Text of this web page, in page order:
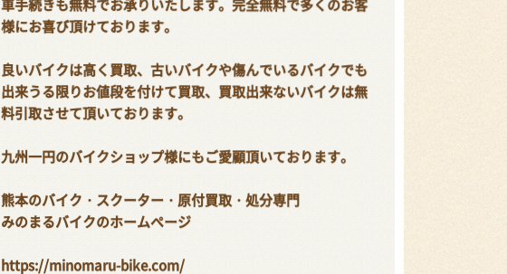
車手続きも無料でお承りいたします。完全無料で多くのお客
様にお喜び頂けております。
良いバイクは高く買取、古いバイクや傷んでいるバイクでも
出来うる限りお値段を付けて買取、買取出来ないバイクは無
料引取させて頂いております。
九州一円のバイクショップ様にもご愛顧頂いております。
熊本のバイク・スクーター・原付買取・処分専門
みのまるバイクのホームページ
https://minomaru-bike.com/